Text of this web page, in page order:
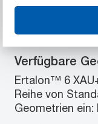
Verfügbare
Ertalon™ 6
Reihe von
Geometrien